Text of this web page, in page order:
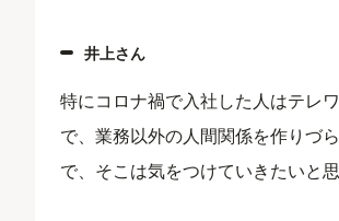
井上さん
特にコロナ禍で入社した人はテレ
で、業務以外の人間関係を作りづ
で、そこは気をつけていきたいと思